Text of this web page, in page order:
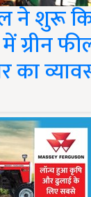
ने शुरू
ग्रीन
का